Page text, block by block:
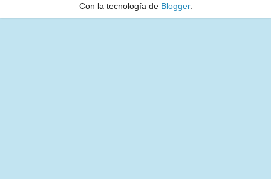
Con la tecnología de Blogger.